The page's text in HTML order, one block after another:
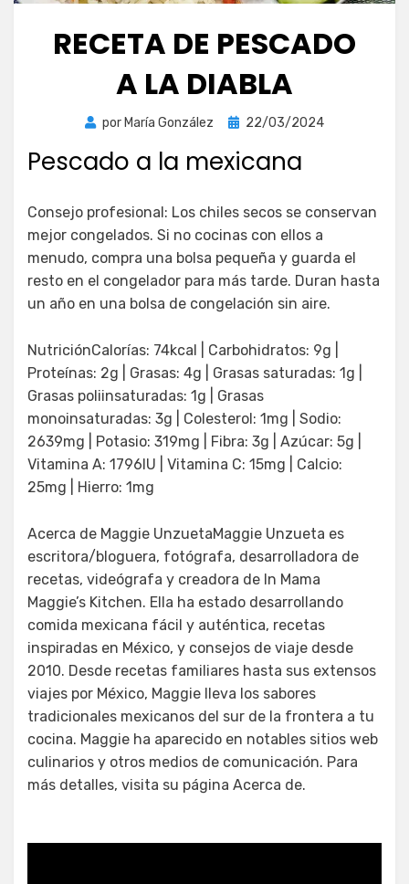
RECETA DE PESCADO
A LA DIABLA
por María González
Publicada
22/03/2024
Pescado a la mexicana
Consejo profesional: Los chiles secos se conservan
mejor congelados. Si no cocinas con ellos a
menudo, compra una bolsa pequeña y guarda el
resto en el congelador para más tarde. Duran hasta
un año en una bolsa de congelación sin aire.
NutriciónCalorías: 74kcal | Carbohidratos: 9g |
Proteínas: 2g | Grasas: 4g | Grasas saturadas: 1g |
Grasas poliinsaturadas: 1g | Grasas
monoinsaturadas: 3g | Colesterol: 1mg | Sodio:
2639mg | Potasio: 319mg | Fibra: 3g | Azúcar: 5g |
Vitamina A: 1796IU | Vitamina C: 15mg | Calcio:
25mg | Hierro: 1mg
Acerca de Maggie UnzuetaMaggie Unzueta es
escritora/bloguera, fotógrafa, desarrolladora de
recetas, videógrafa y creadora de In Mama
Maggie’s Kitchen. Ella ha estado desarrollando
comida mexicana fácil y auténtica, recetas
inspiradas en México, y consejos de viaje desde
2010. Desde recetas familiares hasta sus extensos
viajes por México, Maggie lleva los sabores
tradicionales mexicanos del sur de la frontera a tu
cocina. Maggie ha aparecido en notables sitios web
culinarios y otros medios de comunicación. Para
más detalles, visita su página Acerca de.